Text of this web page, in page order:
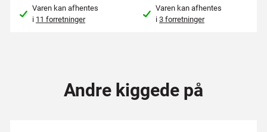
Varen kan afhentes
i 11 forretninger
Varen kan afhentes
i3 forretninger
Andre kiggede på